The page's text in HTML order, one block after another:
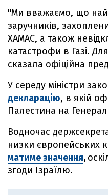
"Ми вважаємо, що
заручників,
ХАМАС, а також
катастрофи в Газі.
сказала офіційна
У середу міністри
декларацію, в якій
Палестина на
Водночас
низки європейських
матиме значення,
згоди Ізраїлю.